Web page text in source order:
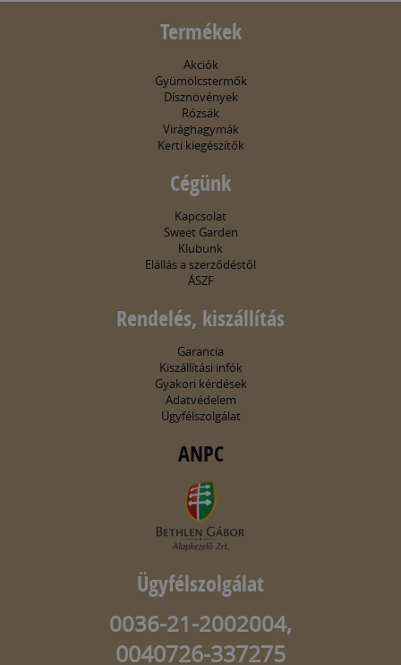
Termékek
Akciók
Gyümölcstermők
Dísznövények
Rózsák
Virághagymák
Kerti kiegészítők
Cégünk
Kapcsolat
Sweet Garden
Klubunk
Elállás a szerződéstől
ÁSZF
Rendelés, kiszállítás
Garancia
Kiszállítási infók
Gyakori kérdések
Adatvédelem
Ügyfélszolgálat
ANPC
Ügyfélszolgálat
0036-21-2002004,
0040726-337275